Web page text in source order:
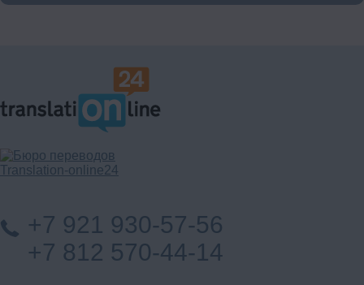
+7 921 930-57-56
+7 812 570-44-14